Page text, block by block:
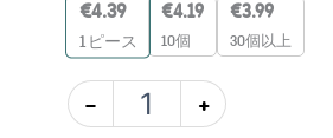
€4.39
1ピース
€4.19
10個
€3.99
30個以上
- +